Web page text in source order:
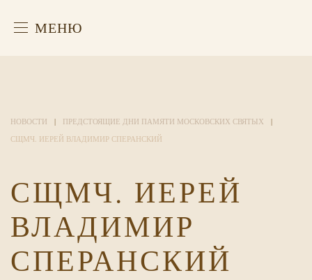
МЕНЮ
НОВОСТИ
ПРЕДСТОЯЩИЕ ДНИ ПАМЯТИ МОСКОВСКИХ СВЯТЫХ
СЩМЧ. ИЕРЕЙ ВЛАДИМИР СПЕРАНСКИЙ
СЩМЧ. ИЕРЕЙ
ВЛАДИМИР
СПЕРАНСКИЙ